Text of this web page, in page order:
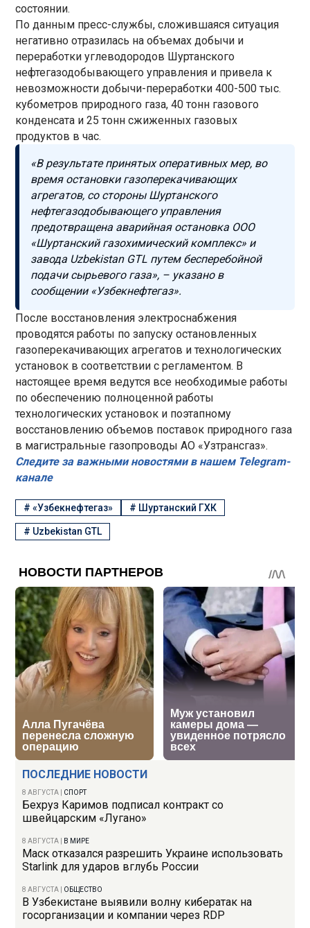
ПОСЛЕДНИЕ НОВОСТИ
8 АВГУСТА СПОРТ
Бехруз Каримов подписал контракт со
швейцарским «Лугано»
8 АВГУСТА В МИРЕ
Маск отказался разрешить Украине использовать
Starlink для ударов вглубь России
8 АВГУСТА ОБЩЕСТВО
В Узбекистане выявили волну кибератак на
госорганизации и компании через RDP
состоянии.
По данным пресс-службы, сложившаяся ситуация
негативно отразилась на объемах добычи и
переработки углеводородов Шуртанского
нефтегазодобывающего управления и привела к
невозможности добычи-переработки 400-500 тыс.
кубометров природного газа, 40 тонн газового
конденсата и 25 тонн сжиженных газовых
продуктов в час.
«В результате принятых оперативных мер, во
время остановки газоперекачивающих
агрегатов, со стороны Шуртанского
нефтегазодобывающего управления
предотвращена аварийная остановка ООО
«Шуртанский газохимический комплекс» и
завода Uzbekistan GTL путем бесперебойной
подачи сырьевого газа», – указано в
сообщении «Узбекнефтегаз».
После восстановления электроснабжения
проводятся работы по запуску остановленных
газоперекачивающих агрегатов и технологических
установок в соответствии с регламентом. В
настоящее время ведутся все необходимые работы
по обеспечению полноценной работы
технологических установок и поэтапному
восстановлению объемов поставок природного газа
в магистральные газопроводы АО «Узтрансгаз».
Следите за важными новостями в нашем Telegram-
канале
#«Узбекнефтегаз» # Шуртанский ГХК
# Uzbekistan GTL